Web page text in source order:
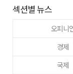
섹션별 뉴스
오피니
경제
국제